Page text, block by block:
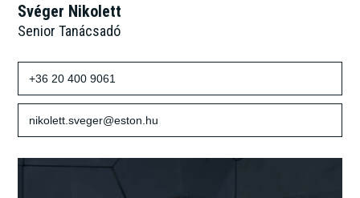
Svéger Nikolett
Senior Tanácsadó
+36 20 400 9061
nikolett.sveger@eston.hu